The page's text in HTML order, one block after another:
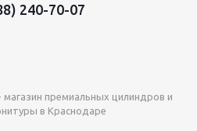
240-70-07
премиальных цилиндров и
в Краснодаре